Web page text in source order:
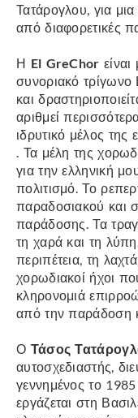
Τατάρογλου, για
από διαφορετικές
Η El GreChor
συνοριακό τρίγωνο
και
αριθμεί
ιδρυτικό μέλος της
. Τα μέλη της
για την ελληνική
πολιτισμό. Το
παραδοσιακού και
παράδοσης. Τα
τη χαρά και τη
περιπέτεια, τη
χορωδιακοί ήχοι
κληρονομιά
από την παράδοση
Ο Τάσος
αυτοσχεδιαστής,
γεννημένος το
εργάζεται στη